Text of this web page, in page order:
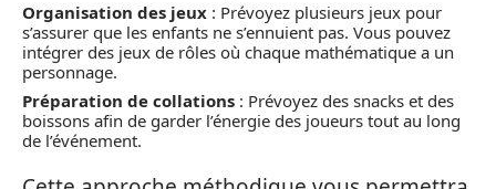
Organisation des jeux : Prévoyez plusieurs jeux pour
s’assurer que les enfants ne s’ennuient pas. Vous pouvez
intégrer des jeux de rôles où chaque mathématique a un
personnage.
Préparation de collations : Prévoyez des snacks et des
boissons afin de garder l’énergie des joueurs tout au long
de l’événement.